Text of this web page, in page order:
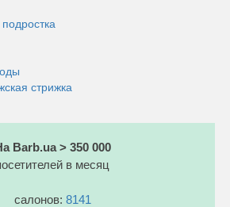
стрижка
Barb.ua > 350 000
в месяц
салонов: 8141